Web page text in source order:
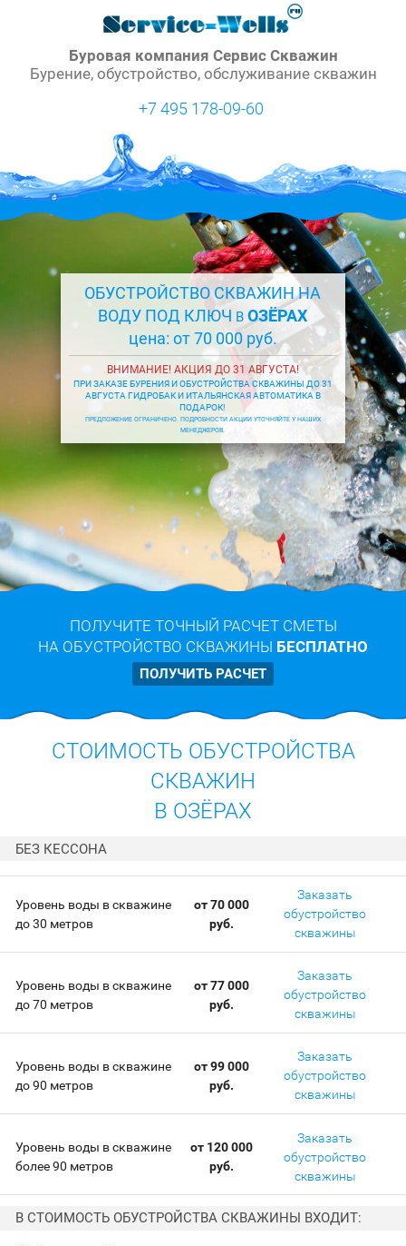
Буровая компания Сервис Скважин
Бурение, обустройство, обслуживание скважин
+7 495 178-09-60
ОБУСТРОЙСТВО СКВАЖИН НА
ВОДУ ПОД КЛЮЧ В ОЗЁРАХ
цена: от 70 000 руб.
ВНИМАНИЕ! АКЦИЯ ДО 31 АВГУСТА!
ПРИ ЗАКАЗЕ БУРЕНИЯ И ОБУСТРОЙСТВА СКВАЖИНЫ ДО 31
АВГУСТА ГИДРОБАК И ИТАЛЬЯНСКАЯ АВТОМАТИКА В
ПОДАРОК!
ПРЕДЛОЖЕНИЕ ОГРАНИЧЕНО. ПОДРОБНОСТИ АКЦИИ УТОЧНЯЙТЕ У НАШИХ
МЕНЕДЖЕРОВ.
ПОЛУЧИТЕ ТОЧНЫЙ РАСЧЕТ СМЕТЫ
НА ОБУСТРОЙСТВО СКВАЖИНЫ БЕСПЛАТНО
ПОЛУЧИТЬ РАСЧЕТ
СТОИМОСТЬ ОБУСТРОЙСТВА
СКВАЖИН
В ОЗЁРАХ
БЕЗ КЕССОНА
Уровень воды в скважине
до 30 метров
от 70 000
руб.
Заказать
обустройство
скважины
Уровень воды в скважине
до 70 метров
от 77 000
руб.
Заказать
обустройство
скважины
Уровень воды в скважине
до 90 метров
от 99 000
руб.
Заказать
обустройство
скважины
Уровень воды в скважине
более 90 метров
от 120 000
руб.
Заказать
обустройство
скважины
В СТОИМОСТЬ ОБУСТРОЙСТВА СКВАЖИНЫ ВХОДИТ: